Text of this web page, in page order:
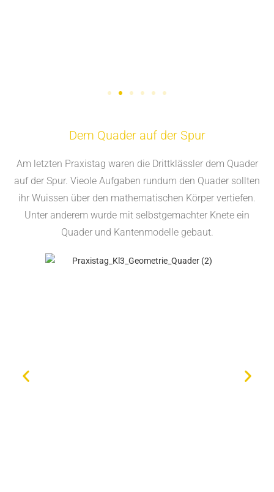
Dem Quader auf der Spur
Am letzten Praxistag waren die Drittklässler dem Quader
auf der Spur. Vieole Aufgaben rundum den Quader sollten
ihr Wuissen über den mathematischen Körper vertiefen.
Unter anderem wurde mit selbstgemachter Knete ein
Quader und Kantenmodelle gebaut.